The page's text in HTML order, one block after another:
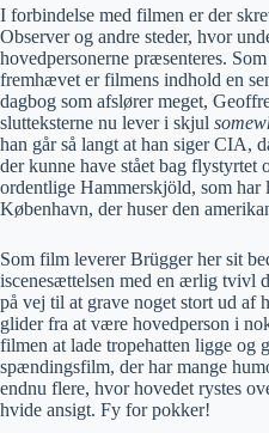
I forbindelse med filmen er der
Observer og andre steder, hvor
hovedpersonerne præsenteres.
fremhævet er filmens indhold en
dagbog som afslører meget,
slutteksterne nu lever i skjul
han går så langt at han siger CIA,
der kunne have stået bag flystyrtet
ordentlige Hammerskjöld, som
København, der huser den
Som film leverer Brügger her sit
iscenesættelsen med en ærlig tvivl
på vej til at grave noget stort ud af
glider fra at være hovedperson i
filmen at lade tropehatten ligge og
spændingsfilm, der har mange
endnu flere, hvor hovedet rystes
hvide ansigt. Fy for pokker!